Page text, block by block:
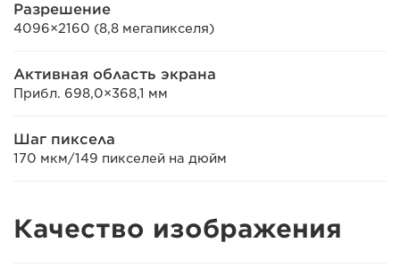
Разрешение
4096×2160 (8,8 мегапикселя)
Активная область экрана
Прибл. 698,0×368,1 мм
Шаг пиксела
170 мкм/149 пикселей на дюйм
Качество изображения